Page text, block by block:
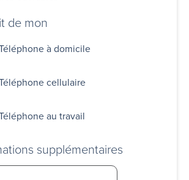
de mon
à domicile
cellulaire
au travail
supplémentaires